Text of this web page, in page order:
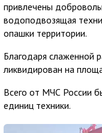
привлечены
водоподвозящая
опашки территории.
Благодаря слаженной
ликвидирован на
Всего от МЧС России
единиц техники.